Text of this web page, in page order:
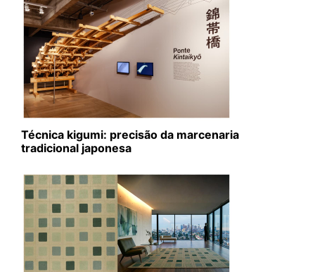
Técnica kigumi: precisão da marcenaria
tradicional japonesa